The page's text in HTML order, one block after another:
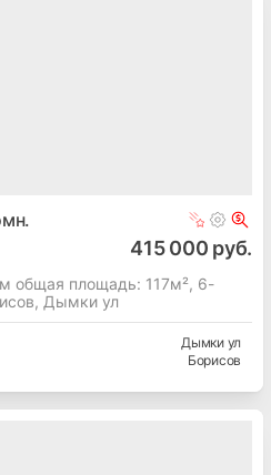
415 000 руб.
общая площадь: 117м², 6-
Дымки ул
Дымки ул
Борисов